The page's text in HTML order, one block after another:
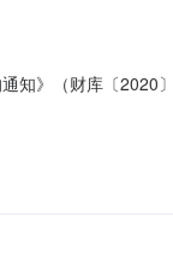
知》（财库〔2020
康栏目制作与宣